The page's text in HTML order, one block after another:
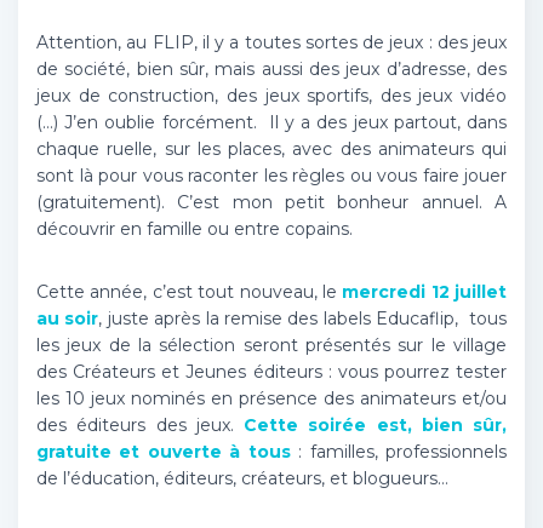
Attention, au FLIP, il y a toutes sortes de jeux : des jeux
de société, bien sûr, mais aussi des jeux d’adresse, des
jeux de construction, des jeux sportifs, des jeux vidéo
(…) J’en oublie forcément. Il y a des jeux partout, dans
chaque ruelle, sur les places, avec des animateurs qui
sont là pour vous raconter les règles ou vous faire jouer
(gratuitement). C’est mon petit bonheur annuel. A
découvrir en famille ou entre copains.
Cette année, c’est tout nouveau, le mercredi 12 juillet
au soir, juste après la remise des labels Educaflip, tous
les jeux de la sélection seront présentés sur le village
des Créateurs et Jeunes éditeurs : vous pourrez tester
les 10 jeux nominés en présence des animateurs et/ou
des éditeurs des jeux. Cette soirée est, bien sûr,
gratuite et ouverte à tous: familles, professionnels
de l’éducation, éditeurs, créateurs, et blogueurs…